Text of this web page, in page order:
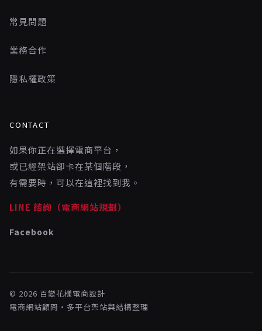
常見問題
業務合作
隱私權政策
CONTACT
如果你正在選擇電商平台，
或已經架站卻卡在某個階段，
有需要時，可以在這裡找到我。
LINE 諮詢（電商網站規劃）
Facebook
© 2026 百變花樣電商設計
電商網站顧問・多平台架站與結構整理